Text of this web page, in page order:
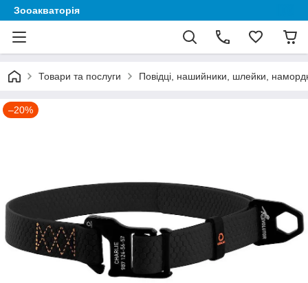
Зооакваторія
Товари та послуги Повідці, нашийники, шлейки,
–20%